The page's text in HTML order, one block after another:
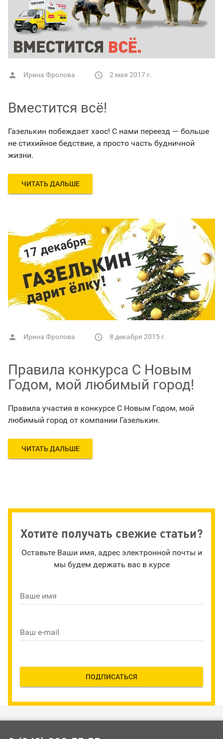
 Ирина Фролова  2 мая 2017 г.
Вместится всё!
Газелькин побеждает хаос! С нами переезд — больше
не стихийное бедствие, а просто часть будничной
жизни.
ЧИТАТЬ ДАЛЬШЕ
 Ирина Фролова  8 декабря 2015 г.
Правила конкурса С Новым
Годом, мой любимый город!
Правила участия в конкурсе С Новым Годом, мой
любимый город от компании Газелькин.
ЧИТАТЬ ДАЛЬШЕ
Хотите получать свежие статьи?
Оставьте Ваши имя, адрес электронной почты и
мы будем держать вас в курсе
Ваше имя
Ваш e-mail
ПОДПИСАТЬСЯ